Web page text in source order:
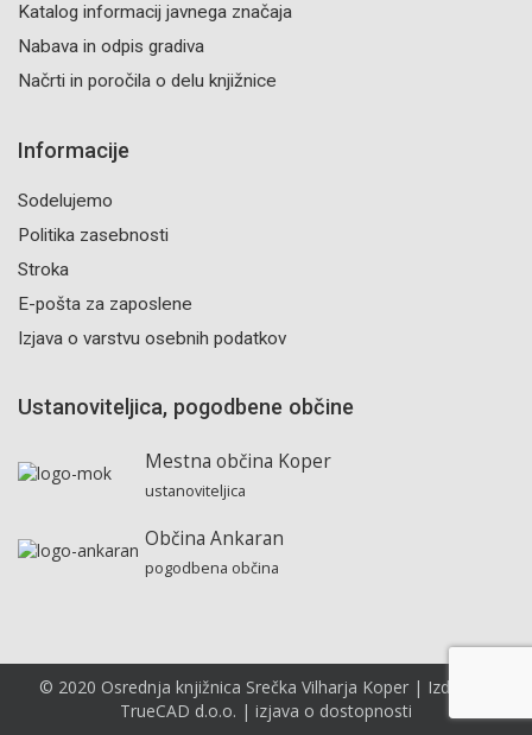
Katalog informacij javnega značaja
Nabava in odpis gradiva
Načrti in poročila o delu knjižnice
Informacije
Sodelujemo
Politika zasebnosti
Stroka
E-pošta za zaposlene
Izjava o varstvu osebnih podatkov
Ustanoviteljica, pogodbene občine
Mestna občina Koper
ustanoviteljica
Občina Ankaran
pogodbena občina
© 2020 Osrednja knjižnica Srečka Vilharja Koper | Izdelava:
TrueCAD d.o.o. | izjava o dostopnosti